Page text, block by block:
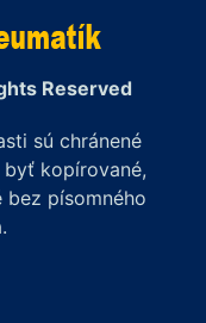
Reserved
sú chránené
kopírované,
bez písomného